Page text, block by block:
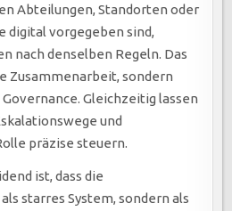
Abteilungen, Standorten oder
digital vorgegeben sind,
nach denselben Regeln. Das
Zusammenarbeit, sondern
Gleichzeitig lassen
und
präzise steuern.
ist, dass die
starres System, sondern als